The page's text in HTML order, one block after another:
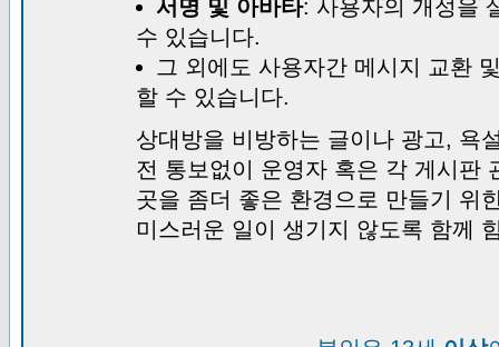
서명 및 아바타: 사용자의 개성을
수 있습니다.
그 외에도 사용자간 메시지 교환
할 수 있습니다.
상대방을 비방하는 글이나 광고, 욕
전 통보없이 운영자 혹은 각 게시판
곳을 좀더 좋은 환경으로 만들기 위
미스러운 일이 생기지 않도록 함께